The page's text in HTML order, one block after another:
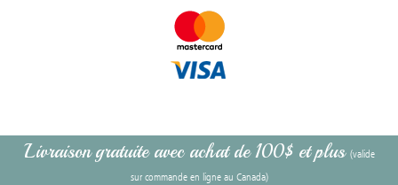
Livraison gratuite avec achat de 100$ et plus (valide
sur commande en ligne au Canada)